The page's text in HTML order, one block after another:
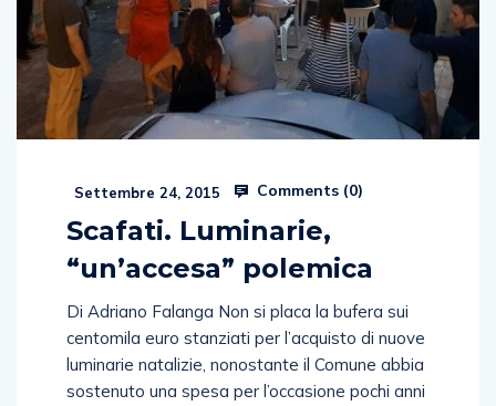
Scafati. Luminarie,
“un’accesa” polemica
Di Adriano Falanga Non si placa la bufera sui
centomila euro stanziati per l’acquisto di nuove
luminarie natalizie, nonostante il Comune abbia
sostenuto una spesa per l’occasione pochi anni
fa. Anche il Pd esprime la sua perplessità.